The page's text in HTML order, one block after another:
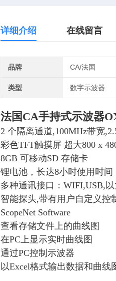
详细介绍 在线留言
品牌 CA/法国
类型 数字示波器
法国CA手持式示波器
2 个隔离通道,100MHz带宽
彩色TFT触摸屏 超大800 x
8GB 可移动SD 存储卡
锂电池，长达8小时使用时间
多种通讯接口：WIFI,USB,
智能探头,带有用户自定义控
ScopeNet Software
查看存储文件上的曲线图
在PC上显示实时曲线图
通过PC控制示波器
以Excel格式输出数据和曲线